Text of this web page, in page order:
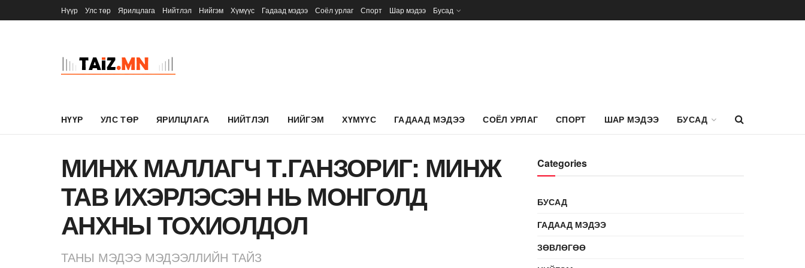
Нүүр Улс төр Ярилцлага Нийтлэл Нийгэм Хүмүүс Гадаад мэдээ Соёл урлаг Спорт Шар мэдээ Бусад
НҮҮР УЛС ТӨР ЯРИЛЦЛАГА НИЙТЛЭЛ НИЙГЭМ ХҮМҮҮС ГАДААД МЭДЭЭ СОЁЛ УРЛАГ СПОРТ ШАР МЭДЭЭ БУСАД
МИНЖ МАЛЛАГЧ Т.ГАНЗОРИГ: МИНЖ
ТАВ ИХЭРЛЭСЭН НЬ МОНГОЛД
АНХНЫ ТОХИОЛДОЛ
ТАНЫ МЭДЭЭ МЭДЭЭЛЛИЙН ТАЙЗ
Categories
БУСАД
ГАДААД МЭДЭЭ
ЗӨВЛӨГӨӨ